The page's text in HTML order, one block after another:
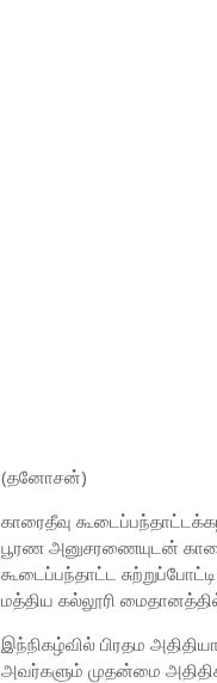
(தனோசன்)
காரைதீவு
பூரண அனுசரணையுடன்
கூடைப்பந்தாட்ட
மத்திய கல்லூரி
இந்நிகழ்வில் பிரதம
அவர்களும் முதன்மை